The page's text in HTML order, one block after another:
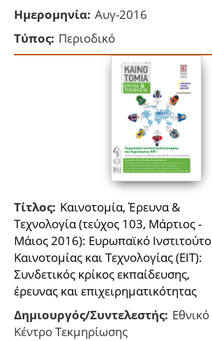
Ημερομηνία: Αυγ-2016
Τύπος: Περιοδικό
Τίτλος: Kαινοτομία, Έρευνα &
Τεχνολογία (τεύχος 103, Μάρτιος -
Μάιος 2016): Ευρωπαϊκό Ινστιτούτο
Καινοτομίας και Τεχνολογίας (ΕΙΤ):
Συνδετικός κρίκος εκπαίδευσης,
έρευνας και επιχειρηματικότητας
Δημιουργός/Συντελεστής: Εθνικό
Κέντρο Τεκμηρίωσης